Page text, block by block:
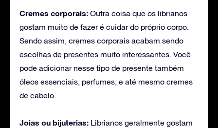
Cremes corporais: Outra coisa que os librianos
gostam muito de fazer é cuidar do próprio corpo.
Sendo assim, cremes corporais acabam sendo
escolhas de presentes muito interessantes. Você
pode adicionar nesse tipo de presente também
óleos essenciais, perfumes, e até mesmo cremes
de cabelo.
Joias ou bijuterias: Librianos geralmente gostam